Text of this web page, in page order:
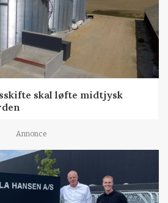
skal løfte midtjysk
Annonce